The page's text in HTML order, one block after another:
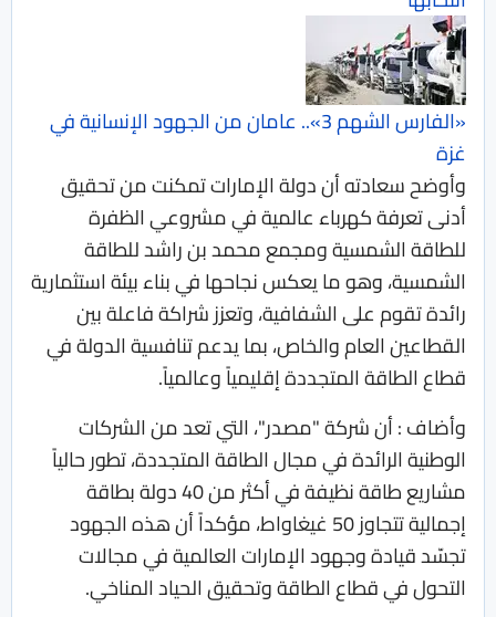
«الفارس الشهم 3».. عامان من الجهود الإنسانية في
غزة
وأوضح سعادته أن دولة الإمارات تمكنت من تحقيق
أدنى تعرفة كهرباء عالمية في مشروعي الظفرة
للطاقة الشمسية ومجمع محمد بن راشد للطاقة
الشمسية، وهو ما يعكس نجاحها في بناء بيئة استثمارية
رائدة تقوم على الشفافية، وتعزز شراكة فاعلة بين
القطاعين العام والخاص، بما يدعم تنافسية الدولة في
قطاع الطاقة المتجددة إقليمياً وعالمياً.
وأضاف : أن شركة "مصدر"، التي تعد من الشركات
الوطنية الرائدة في مجال الطاقة المتجددة، تطور حالياً
مشاريع طاقة نظيفة في أكثر من 40 دولة بطاقة
إجمالية تتجاوز 50 غيغاواط، مؤكداً أن هذه الجهود
تجسّد قيادة وجهود الإمارات العالمية في مجالات
التحول في قطاع الطاقة وتحقيق الحياد المناخي.